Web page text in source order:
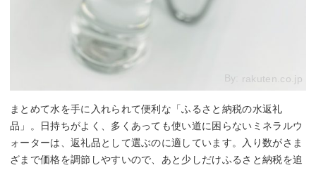
By: rakuten.co.jp
まとめて水を手に入れられて便利な「ふるさと納税の水返礼
品」。日持ちがよく、多くあっても使い道に困らないミネラルウ
ォーターは、返礼品として選ぶのに適しています。入り数がさま
ざまで価格を調節しやすいので、あと少しだけふるさと納税を追